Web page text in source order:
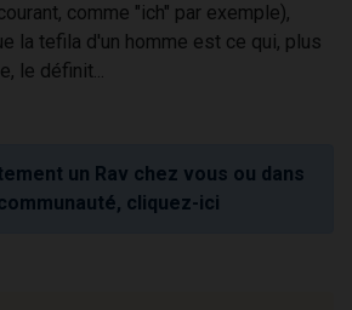
comme "ich" par exemple),
la tefila d'un homme est ce qui, plus
le définit...
un Rav chez vous ou dans
cliquez-ici